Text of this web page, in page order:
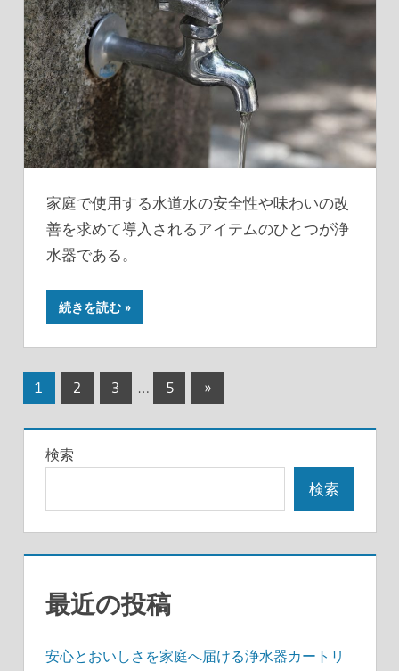
家庭で使用する水道水の安全性や味わいの改
善を求めて導入されるアイテムのひとつが浄
水器である。
続きを読む
投
稿
の
ー
ジ
送
1 2 3 … 5
次
事
»
検索
検索
最近の投稿
安心とおいしさを家庭へ届ける浄水器カートリ